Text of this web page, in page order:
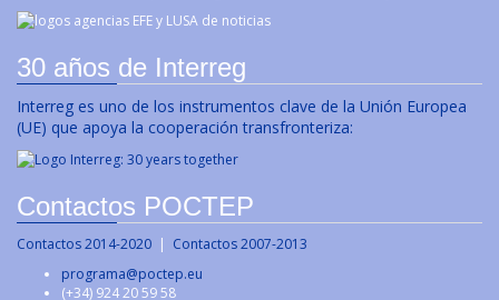
30 años de Interreg
Interreg es uno de los instrumentos clave de la Unión Europea
(UE) que apoya la cooperación transfronteriza:
Contactos POCTEP
Contactos 2014-2020 | Contactos 2007-2013
programa@poctep.eu
(+34) 924 20 59 58